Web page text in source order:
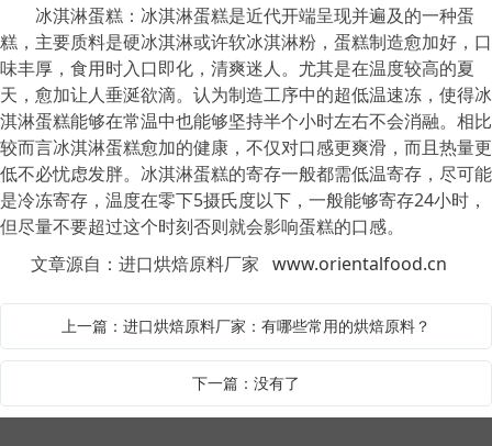
冰淇淋蛋糕：冰淇淋蛋糕是近代开端呈现并遍及的一种蛋
糕，主要质料是硬冰淇淋或许软冰淇淋粉，蛋糕制造愈加好，口
味丰厚，食用时入口即化，清爽迷人。尤其是在温度较高的夏
天，愈加让人垂涎欲滴。认为制造工序中的超低温速冻，使得冰
淇淋蛋糕能够在常温中也能够坚持半个小时左右不会消融。相比
较而言冰淇淋蛋糕愈加的健康，不仅对口感更爽滑，而且热量更
低不必忧虑发胖。冰淇淋蛋糕的寄存一般都需低温寄存，尽可能
是冷冻寄存，温度在零下5摄氏度以下，一般能够寄存24小时，
但尽量不要超过这个时刻否则就会影响蛋糕的口感。
文章源自：进口烘焙原料厂家 www.orientalfood.cn
上一篇：进口烘焙原料厂家：有哪些常用的烘焙原料？
下一篇：没有了